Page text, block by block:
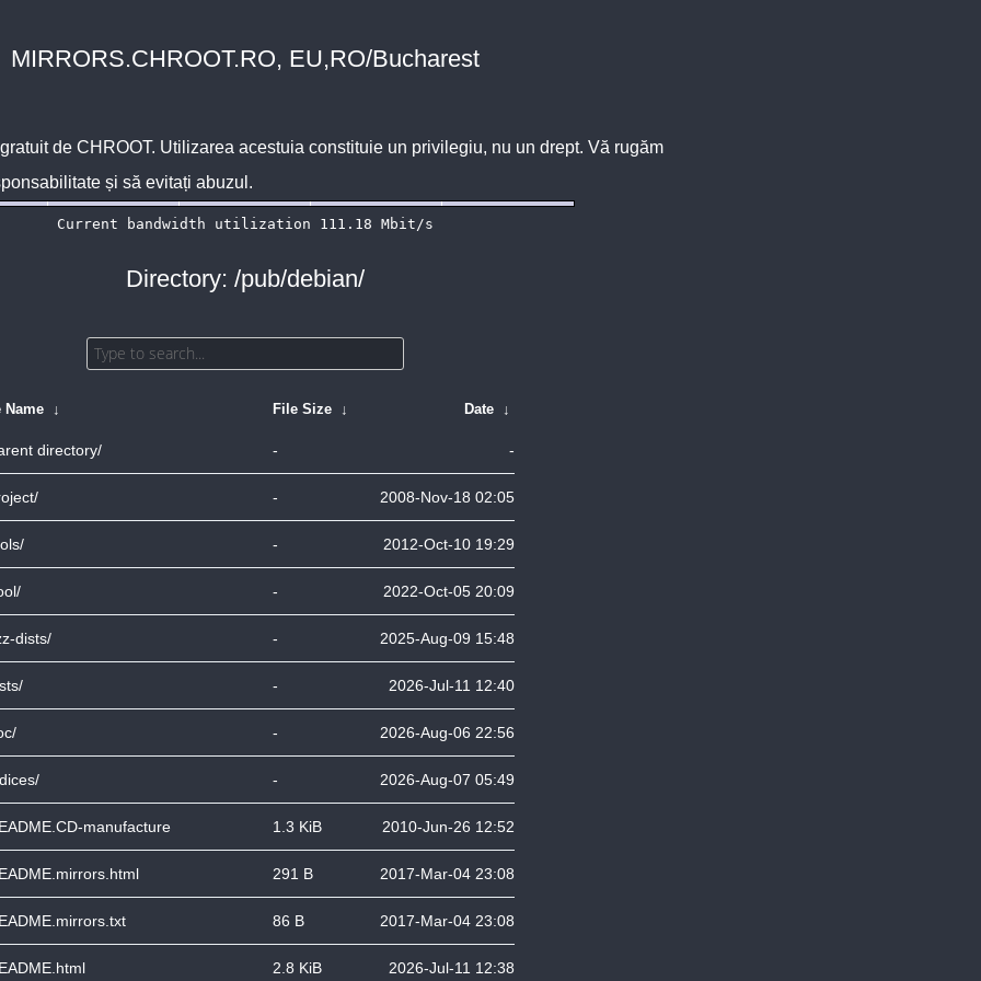
MIRRORS.CHROOT.RO, EU,RO/Bucharest
de CHROOT. Utilizarea acestuia constituie un privilegiu, nu un drept. Vă rugăm
și să evitați abuzul.
Directory: /pub/debian/
Name ↓ File Size ↓ Date ↓
directory/ - -
- 2008-Nov-18 02:05
- 2012-Oct-10 19:29
- 2022-Oct-05 20:09
dists/ - 2025-Aug-09 15:48
- 2026-Jul-11 12:40
- 2026-Aug-06 22:56
- 2026-Aug-07 05:49
manufacture 1.3 KiB 2010-Jun-26 12:52
291 B 2017-Mar-04 23:08
86 B 2017-Mar-04 23:08
2.8 KiB 2026-Jul-11 12:38